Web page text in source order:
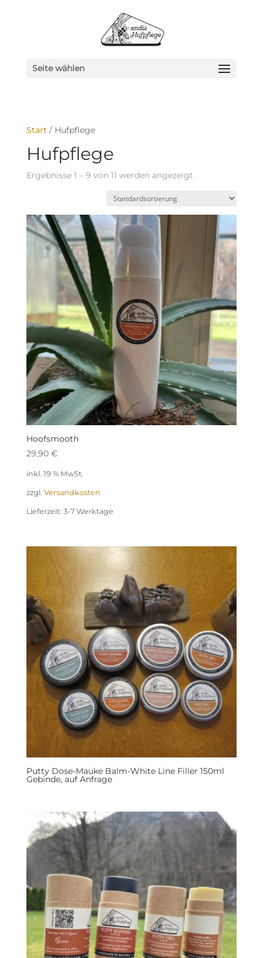
Seite wählen
Start / Hufpflege
Hufpflege
Ergebnisse 1 – 9 von 11 werden angezeigt
Hoofsmooth
29,90 €
inkl. 19 % MwSt.
zzgl. Versandkosten
Lieferzeit: 3-7 Werktage
Putty Dose-Mauke Balm-White Line Filler 150ml
Gebinde, auf Anfrage